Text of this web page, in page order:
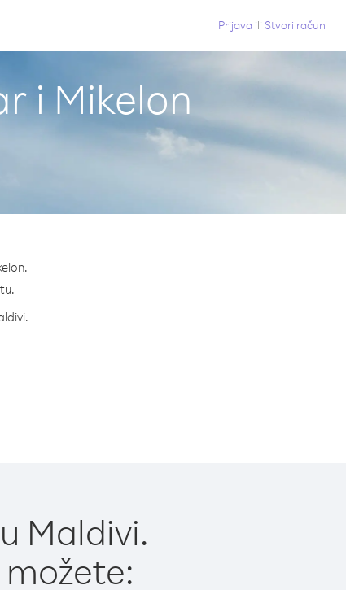
Prijava ili Stvori račun
i Mikelon
Maldivi.